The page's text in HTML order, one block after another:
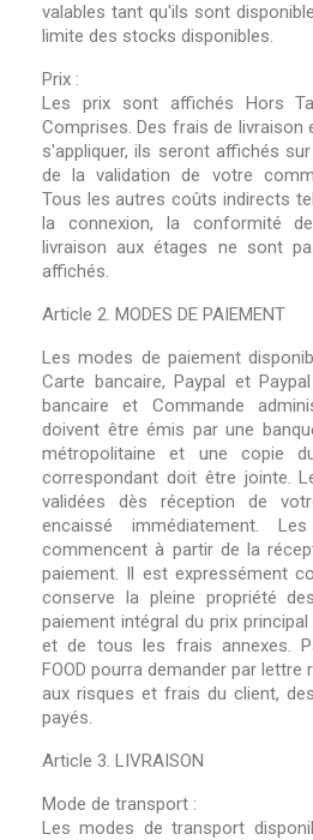
valables tant qu'ils sont
limite des stocks disponibles.
Prix :
Les prix sont affichés Hors
Comprises. Des frais de livraison
s'appliquer, ils seront affichés
de la validation de votre
Tous les autres coûts indirects
la connexion, la conformité
livraison aux étages ne sont
affichés.
Article 2. MODES DE PAIEMENT
Les modes de paiement
Carte bancaire, Paypal et
bancaire et Commande
doivent être émis par une
métropolitaine et une copie
correspondant doit être jointe.
validées dès réception de
encaissé immédiatement.
commencent à partir de la
paiement. Il est expressément
conserve la pleine propriété
paiement intégral du prix
et de tous les frais annexes.
FOOD pourra demander par lettre
aux risques et frais du client,
payés.
Article 3. LIVRAISON
Mode de transport :
Les modes de transport